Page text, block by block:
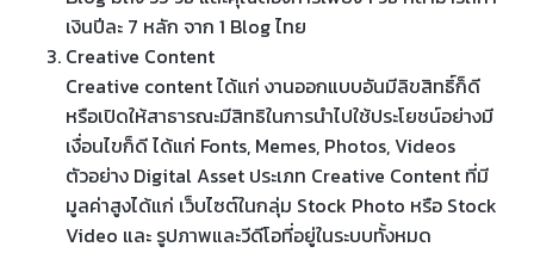
เงินปีละ 7 หลัก จาก 1 Blog ไทย
Creative Content
Creative content ได้แก่ งานออกแบบอันมีลิขสิทธิ์ก็ดี
หรือเปิดให้สาธารณะมีสิทธิในการนำไปใช้ประโยชน์อย่างมี
เงื่อนไขก็ดี ได้แก่ Fonts, Memes, Photos, Videos
ตัวอย่าง Digital Asset ประเภท Creative Content ที่มี
มูลค่าสูงได้แก่ เว็บไซต์ในกลุ่ม Stock Photo หรือ Stock
Video และ รูปภาพและวีดีโอที่อยู่ในระบบทั้งหมด